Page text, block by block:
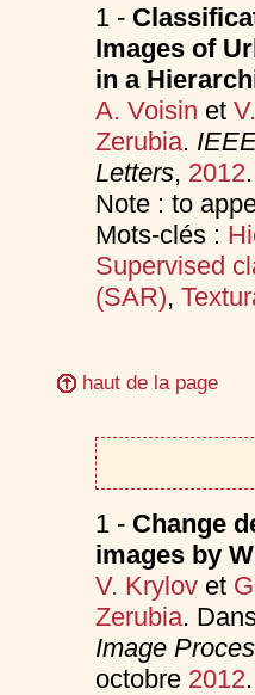
1 -
Images of
in a
A. Voisin et
Zerubia.
Letters, 2012.
Note : to
Mots-clés :
Supervised
(SAR),
haut de la page
1 - Change
images by
V. Krylovet
Zerubia.
Image
octobre 2012.